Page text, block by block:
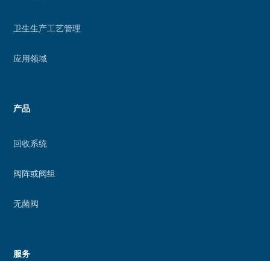
强
实
卫生生产工艺管理
应用领域
产品
回收系统
阀阵或阀组
无菌阀
服务